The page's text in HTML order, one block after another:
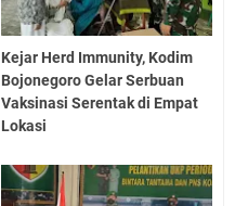
Kejar Herd Immunity, Kodim
Bojonegoro Gelar Serbuan
Vaksinasi Serentak di Empat
Lokasi